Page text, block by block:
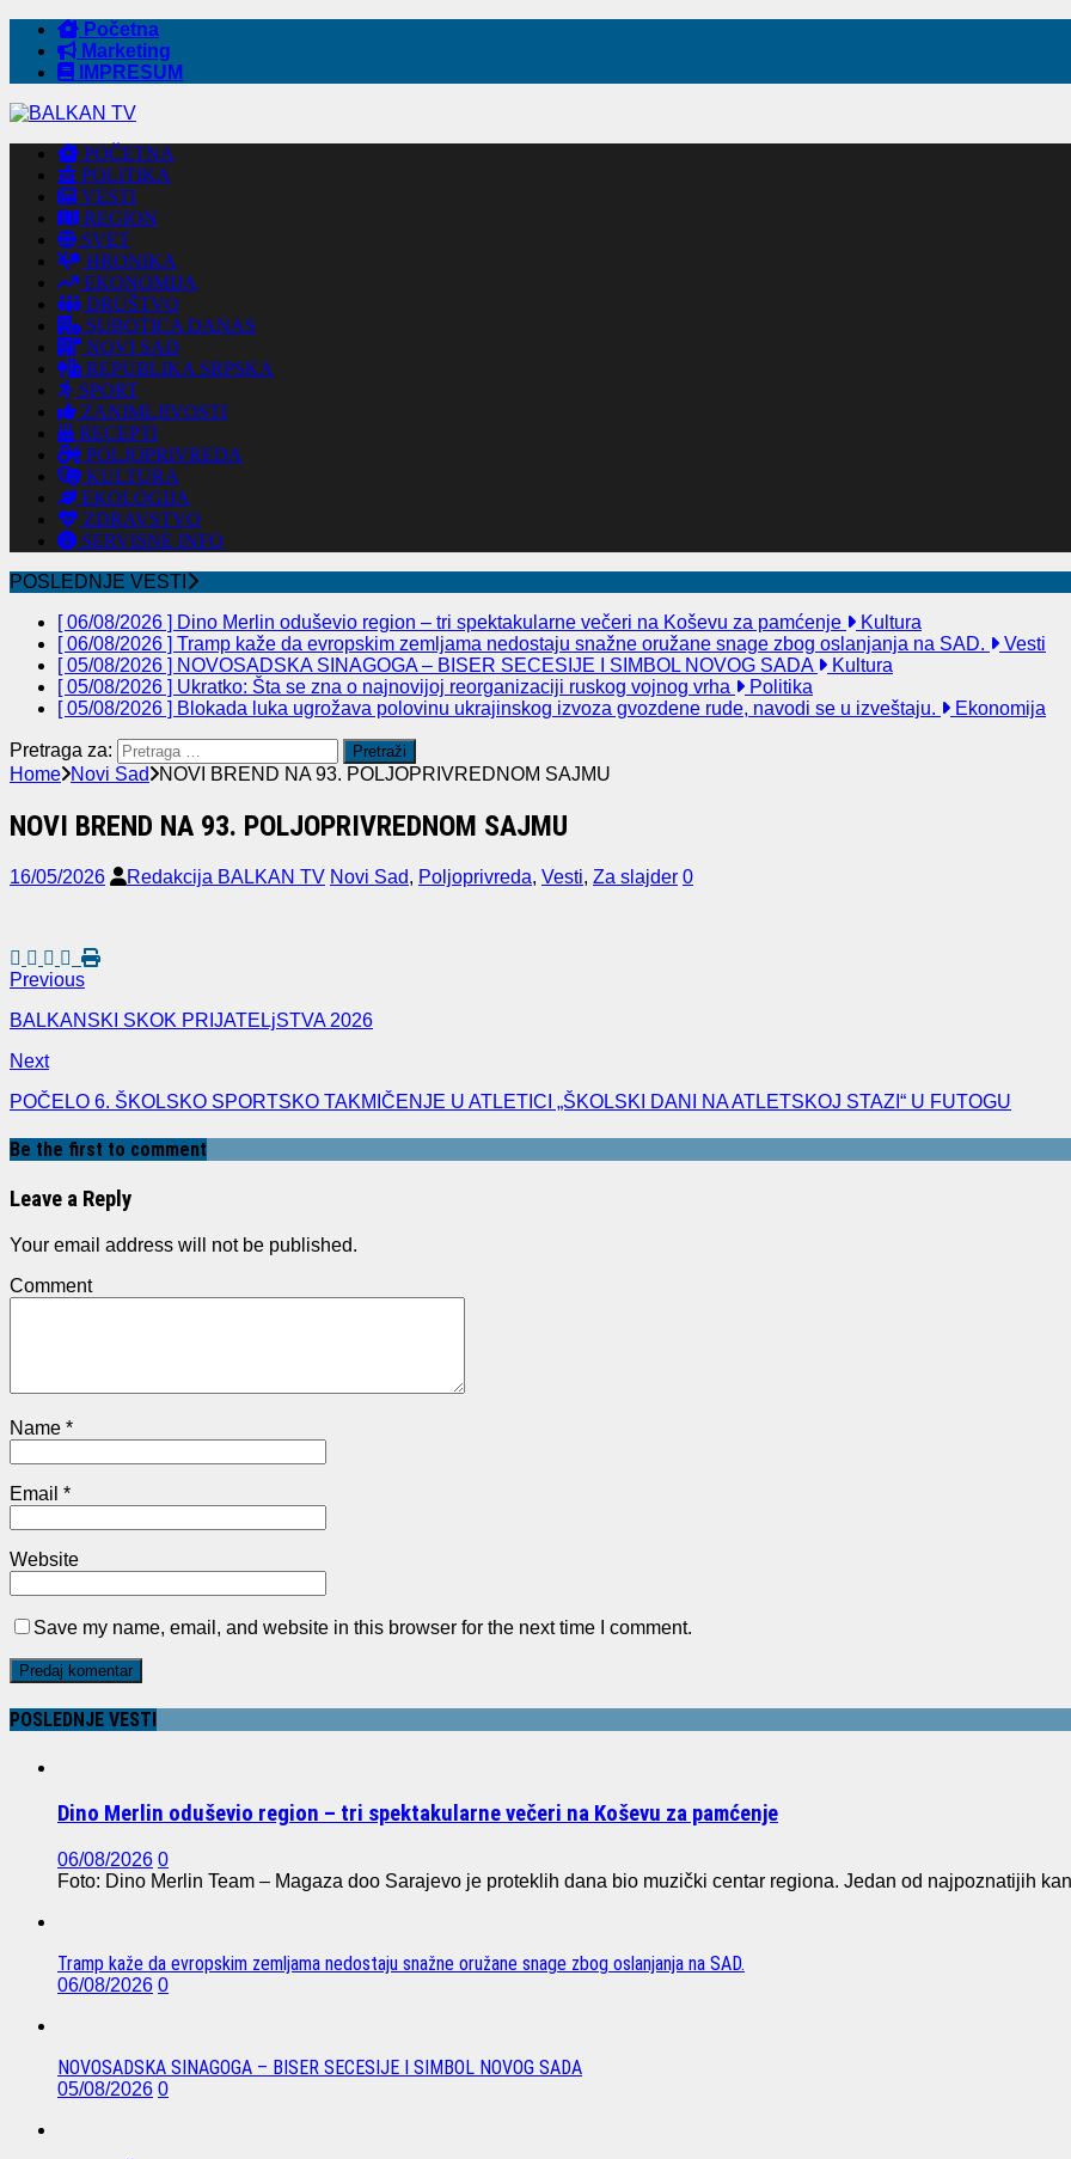
Početna
Marketing
IMPRESUM
POČETNA
POLITIKA
VESTI
REGION
SVET
HRONIKA
EKONOMIJA
DRUŠTVO
SUBOTICA DANAS
NOVI SAD
REPUBLIKA SRPSKA
SPORT
ZANIMLJIVOSTI
RECEPTI
POLJOPRIVREDA
KULTURA
EKOLOGIJA
ZDRAVSTVO
SERVISNE INFO
POSLEDNJE VESTI
[ 06/08/2026 ] Dino Merlin oduševio region – tri spektakularne večeri na Koševu za pamćenje
Kultura
[ 06/08/2026 ] Tramp kaže da evropskim zemljama nedostaju snažne oružane snage zbog oslanjanja na SAD.
Vesti
[ 05/08/2026 ] NOVOSADSKA SINAGOGA – BISER SECESIJE I SIMBOL NOVOG SADA
Kultura
[ 05/08/2026 ] Ukratko: Šta se zna o najnovijoj reorganizaciji ruskog vojnog vrha
Politika
[ 05/08/2026 ] Blokada luka ugrožava polovinu ukrajinskog izvoza gvozdene rude, navodi se u izveštaju. Ekonomija
Pretraga za:
Home Novi Sad NOVI BREND NA 93. POLJOPRIVREDNOM SAJMU
NOVI BREND NA 93. POLJOPRIVREDNOM SAJMU
16/05/2026 Redakcija BALKAN TV Novi Sad, Poljoprivreda, Vesti, Za slajder 0
Previous
BALKANSKI SKOK PRIJATELjSTVA 2026
Next
POČELO 6. ŠKOLSKO SPORTSKO TAKMIČENJE U ATLETICI „ŠKOLSKI DANI NA ATLETSKOJ STAZI“ U FUTOGU
Be the first to comment
Leave a Reply
Your email address will not be published.
Comment
Name *
Email *
Website
Save my name, email, and website in this browser for the next time I comment.
POSLEDNJE VESTI
Dino Merlin oduševio region – tri spektakularne večeri na Koševu za pamćenje
06/08/2026 0
Foto: Dino Merlin Team – Magaza doo Sarajevo je proteklih dana bio muzički centar regiona. Jedan od najpoznatijih
Tramp kaže da evropskim zemljama nedostaju snažne oružane snage zbog oslanjanja na SAD.
06/08/2026 0
NOVOSADSKA SINAGOGA – BISER SECESIJE I SIMBOL NOVOG SADA
05/08/2026 0